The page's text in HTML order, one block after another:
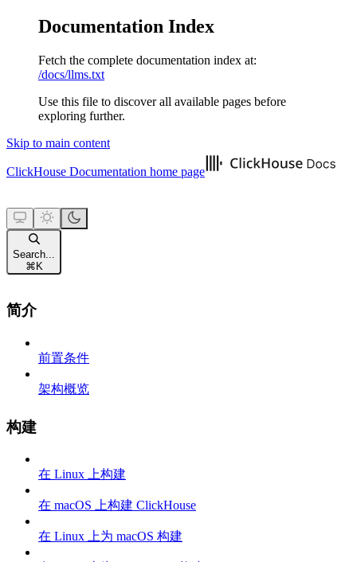
Documentation Index
Fetch the complete documentation index at:
/docs/llms.txt
Use this file to discover all available pages before
exploring further.
Skip to main content
ClickHouse Documentation home page
Search...
⌘ K
简介
前置条件
架构概览
构建
在 Linux 上构建
在 macOS 上构建 ClickHouse
在 Linux 上为 macOS 构建